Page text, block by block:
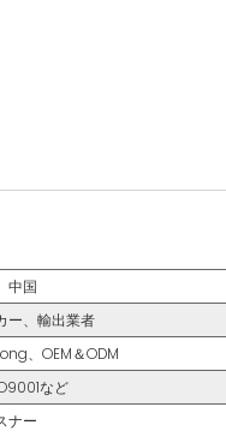
中国
ー、輸出業者
、OEM＆ODM
など
ナー